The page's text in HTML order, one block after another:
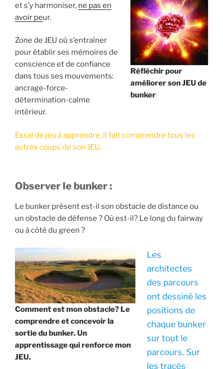
Réfléchir pour
améliorer son JEU de
bunker
et s’y harmoniser, ne pas en
avoir peur.
Zone de JEU où s’entraîner
pour établir ses mémoires de
conscience et de confiance
dans tous ses mouvements:
ancrage-force-
détermination-calme
intérieur.
Essai de jeu à apprendre, il fait comprendre tous les
autres coups de son JEU.
Observer le bunker :
Le bunker présent est-il son obstacle de distance ou
un obstacle de défense ? Où est-il? Le long du fairway
ou à côté du green ?
Comment est mon obstacle? Le
comprendre et concevoir la
sortie du bunker. Un
apprentissage qui renforce mon
JEU.
Les
architectes
des parcours
ont dessiné les
positions de
chaque bunker
sur tout le
parcours. Sur
les tracés